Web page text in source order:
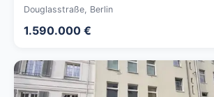
Douglasstraße, Berlin
1.590.000 €